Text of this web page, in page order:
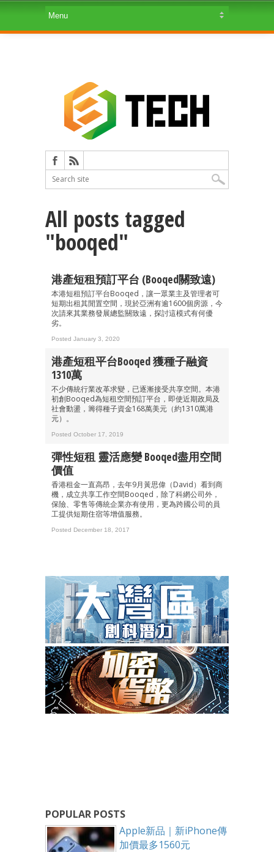
All posts tagged
"booqed"
港產短租預訂平台 (Booqed關致遠)
本港短租預訂平台Booqed，讓一眾業主及管理者可
短期出租其閒置空間，現於亞洲有逾1600個房源，今
次請來其業務發展總監關致遠，探討這模式有何優
劣。
Posted January 3, 2020
港產短租平台Booqed 獲種子融資
1310萬
不少傳統行業改革求變，已逐漸接受共享空間。本港
初創Booqed為短租空間預訂平台，即使近期政局及
社會動盪，籌得種子資金168萬美元（約1310萬港
元）。
Posted October 17, 2019
彈性短租 靈活應變 Booqed盡用空間
價值
香港租金一直高昂，去年9月黃思偉（David）看到商
機，成立共享工作空間Booqed，除了科網公司外，
保險、零售等傳統企業亦有使用，更為跨國公司的員
工提供短期住宿等增值服務。
Posted December 18, 2017
POPULAR POSTS
Apple新品｜新iPhone傳
加價最多1560元